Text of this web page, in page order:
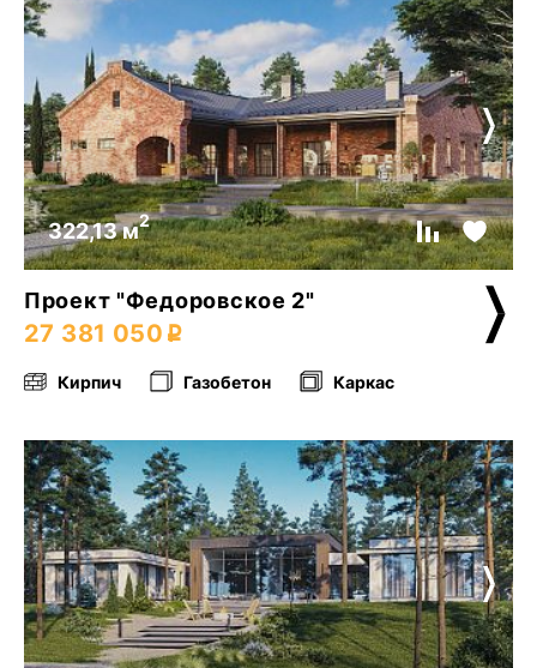
322,13 м2
Проект "Федоровское 2"
27 381 050
Кирпич Газобетон Каркас